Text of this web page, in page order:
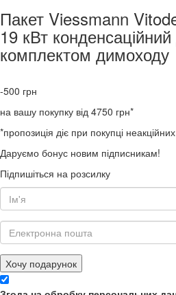
Пакет Viessmann
19 кВт
комплектом димоходу
-500 грн
на вашу покупку від 4750 грн*
*пропозиція діє при покупці
Даруємо бонус новим підписникам!
Підпишіться на розсилку
Хочу подарунок